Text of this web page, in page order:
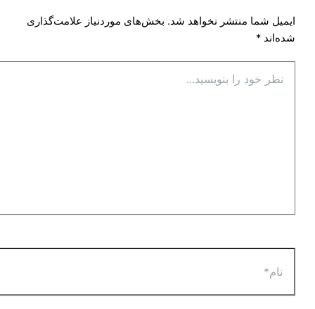
ایمیل شما منتشر نخواهد شد. بخش‌های موردنیاز علامت‌گذاری
شده‌اند*